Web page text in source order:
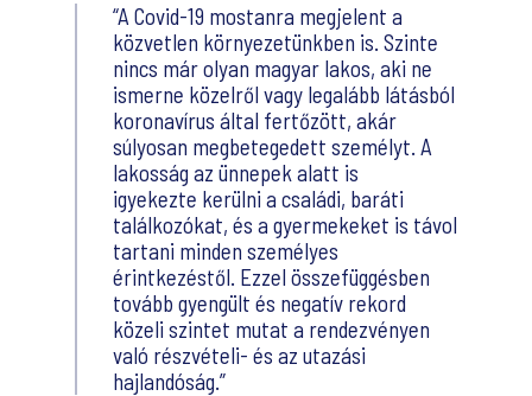
A Covid-19 mostanra megjelent a
közvetlen környezetünkben is. Szinte
nincs már olyan magyar lakos, aki ne
ismerne közelről vagy legalább látásból
koronavírus által fertőzött, akár
súlyosan megbetegedett személyt. A
lakosság az ünnepek alatt is
igyekezte kerülni a családi, baráti
találkozókat, és a gyermekeket is távol
tartani minden személyes
érintkezéstől. Ezzel összefüggésben
tovább gyengült és negatív rekord
közeli szintet mutat a rendezvényen
való részvételi- és az utazási
hajlandóság.